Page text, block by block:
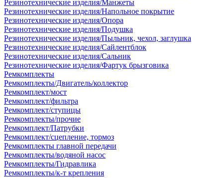
Резинотехнические изделия/Манжеты
Резинотехнические изделия/Напольное покрытие
Резинотехнические изделия/Опора
Резинотехнические изделия/Подушка
Резинотехнические изделия/Пыльник, чехол, заглушка
Резинотехнические изделия/Сайлентблок
Резинотехнические изделия/Сальник
Резинотехнические изделия/Фартук брызговика
Ремкомплекты
Ремкомплекты/Двигатель/коллектор
Ремкомплект/мост
Ремкомплект/фильтра
Ремкомплект/ступицы
Ремкомплекты/прочие
Ремкомплект/Патрубки
Ремкомплект/сцепление, тормоз
Ремкомплекты главной передачи
Ремкомплекты/водяной насос
Ремкомплекты/Гидравлика
Ремкомплекты/к-т крепления